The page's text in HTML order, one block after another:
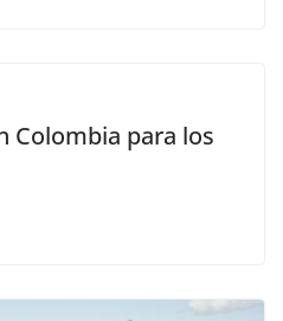
Colombia para los